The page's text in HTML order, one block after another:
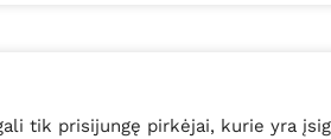
tik prisijungę pirkėjai, kurie yra